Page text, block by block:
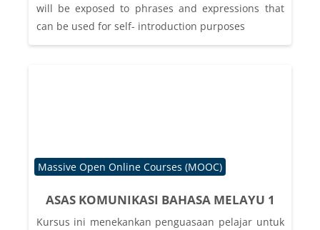
will be exposed to phrases and expressions that
can be used for self- introduction purposes
ASAS KOMUNIKASI BAHASA MELAYU 1
Course category
Massive Open Online Courses (MOOC)
Kursus ini menekankan penguasaan pelajar untuk